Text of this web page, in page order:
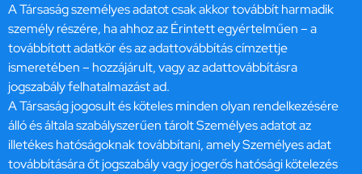
A Társaság személyes adatot csak akkor továbbít harmadik
személy részére, ha ahhoz az Érintett egyértelműen – a
továbbított adatkör és az adattovábbítás címzettje
ismeretében – hozzájárult, vagy az adattovábbításra
jogszabály felhatalmazást ad.
A Társaság jogosult és köteles minden olyan rendelkezésére
álló és általa szabályszerűen tárolt Személyes adatot az
illetékes hatóságoknak továbbítani, amely Személyes adat
továbbítására őt jogszabály vagy jogerős hatósági kötelezés